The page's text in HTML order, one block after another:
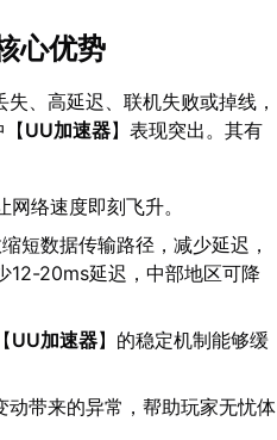
心优势
、高延迟、联机失败或掉线，
UU加速器】表现突出。其有
络速度即刻飞升。
短数据传输路径，减少延迟，
12-20ms延迟，中部地区可降
UU加速器】的稳定机制能够缓
动带来的异常，帮助玩家无忧体